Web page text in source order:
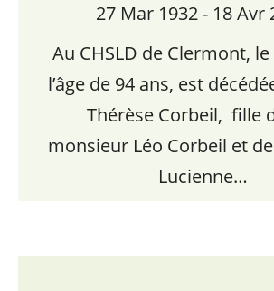
27 Mar 1932 - 18 Avr
Au CHSLD de Clermont,
l’âge de 94 ans, est
Thérèse Corbeil, fille
monsieur Léo Corbeil et
Lucienne…